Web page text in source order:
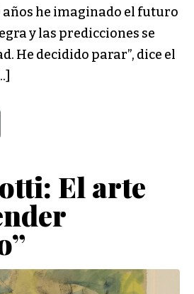
años he imaginado el futuro
y las predicciones se
He decidido parar”, dice el
El arte